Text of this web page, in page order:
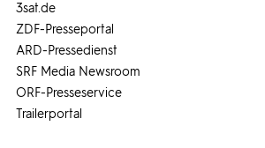
3sat.de
ZDF-Presseportal
ARD-Pressedienst
SRF Media Newsroom
ORF-Presseservice
Trailerportal